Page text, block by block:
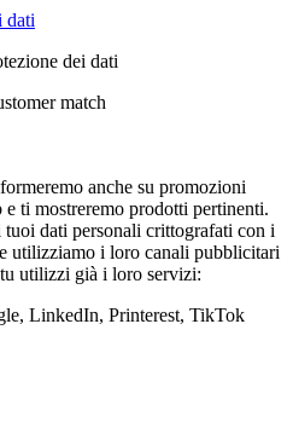
dati
dei dati
match
anche su promozioni
e ti mostreremo prodotti pertinenti.
dati personali crittografati con i
utilizziamo i loro canali pubblicitari
utilizzi già i loro servizi:
LinkedIn, Printerest, TikTok